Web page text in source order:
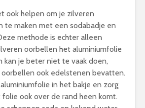
ook helpen om je zilveren
te maken met een sodabadje en
methode is echter alleen
oorbellen het aluminiumfolie
kan je beter niet te vaak doen,
ook edelstenen bevatten.
in het bakje en zorg
ook over de rand heen komt.